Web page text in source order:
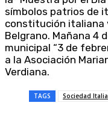
símbolos patrios de
constitución italiana
Belgrano. Mañana 4
municipal “3 de
a la Asociación
Verdiana.
TAGS Sociedad